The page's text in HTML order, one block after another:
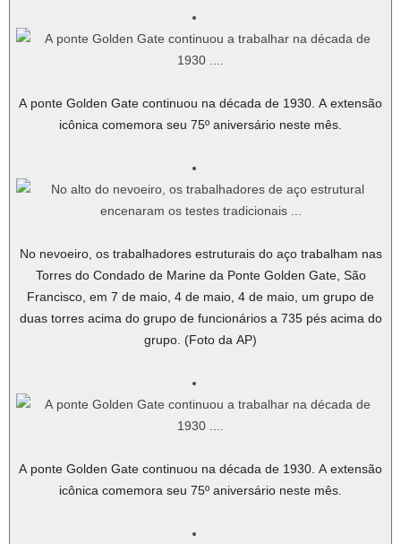
A ponte Golden Gate continuou na década de 1930. A extensão
icônica comemora seu 75º aniversário neste mês.
No nevoeiro, os trabalhadores estruturais do aço trabalham nas
Torres do Condado de Marine da Ponte Golden Gate, São
Francisco, em 7 de maio, 4 de maio, 4 de maio, um grupo de
duas torres acima do grupo de funcionários a 735 pés acima do
grupo. (Foto da AP)
A ponte Golden Gate continuou na década de 1930. A extensão
icônica comemora seu 75º aniversário neste mês.